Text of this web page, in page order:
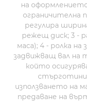
на
ограничителна
регулира
режещ диск; 3 -
маса); 4 - ролка
задвижващ вал на
който
използването на
предаване на